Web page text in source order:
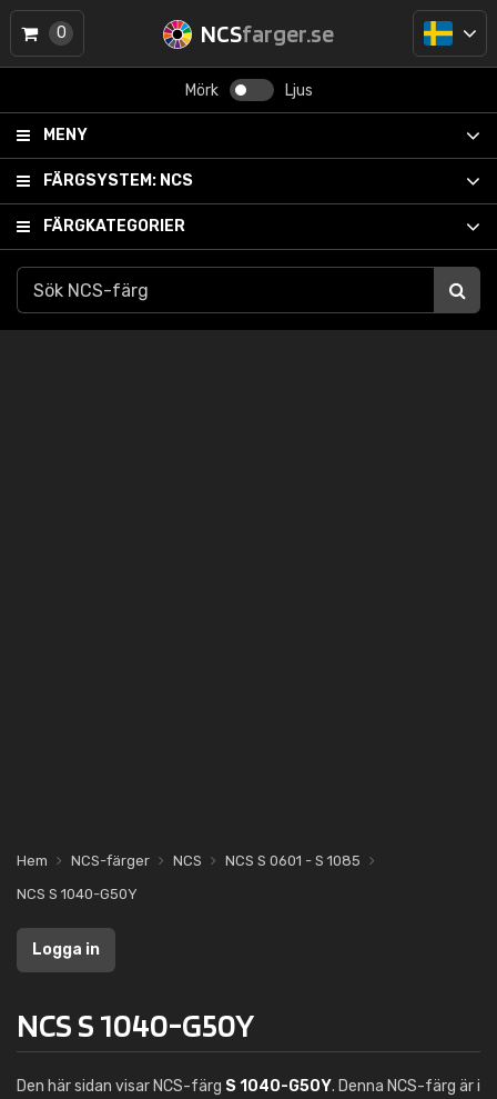
NCSfarger.se
Mörk Ljus
MENY
FÄRGSYSTEM: NCS
FÄRGKATEGORIER
0
Hem NCS-färger NCS
NCS S 0601 - S 1085
NCS S 1040-G50Y
Logga in
NCS S 1040-G50Y
Den här sidan visar NCS-färg S 1040-G50Y. Denna NCS-färg är i